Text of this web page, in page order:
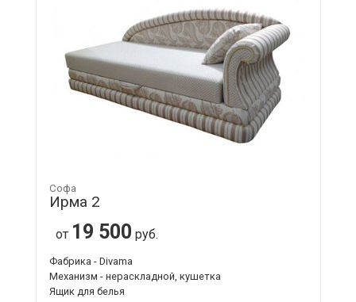
Софа
Ирма 2
от 19 500 руб.
Фабрика - Divama
Механизм - нераскладной, кушетка
Ящик для белья